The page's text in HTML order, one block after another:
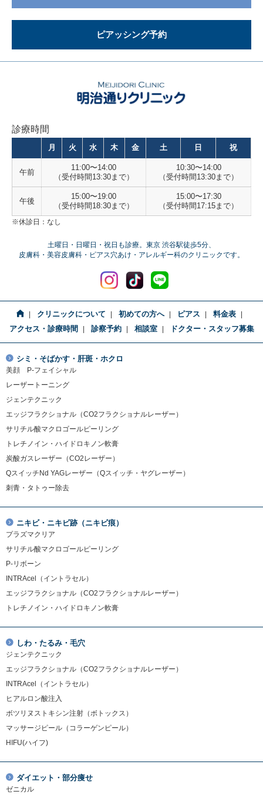
ピアッシング予約
診療時間
月 火 水 木 金 土 日 祝
午前
11:00〜14:00
（受付時間13:30まで）
10:30〜14:00
（受付時間13:30まで）
午後
15:00〜19:00
（受付時間18:30まで）
15:00〜17:30
（受付時間17:15まで）
※休診日：なし
土曜日・日曜日・祝日も診療。東京 渋谷駅徒歩5分、
皮膚科・美容皮膚科・ピアス穴あけ・アレルギー科のクリニックです。
クリニックについて 初めての方へ ピアス
料金表
アクセス・診療時間
診察予約 相談室 ドクター・スタッフ募集
シミ・そばかす・肝斑・ホクロ
美顔 P-フェイシャル
レーザートーニング
ジェンテクニック
エッジフラクショナル（CO2フラクショナルレーザー）
サリチル酸マクロゴールピーリング
トレチノイン・ハイドロキノン軟膏
炭酸ガスレーザー（CO2レーザー）
QスイッチNd YAGレーザー（Qスイッチ・ヤグレーザー）
刺青・タトゥー除去
ニキビ・ニキビ跡（ニキビ痕）
プラズマクリア
サリチル酸マクロゴールピーリング
P-リボーン
INTRAcel（イントラセル）
エッジフラクショナル（CO2フラクショナルレーザー）
トレチノイン・ハイドロキノン軟膏
しわ・たるみ・毛穴
ジェンテクニック
エッジフラクショナル（CO2フラクショナルレーザー）
INTRAcel（イントラセル）
ヒアルロン酸注入
ボツリヌストキシン注射（ボトックス）
マッサージピール（コラーゲンピール）
HIFU(ハイフ)
ダイエット・部分痩せ
ゼニカル